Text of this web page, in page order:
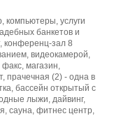
компьютеры, услуги
банкетов и
конференц-зал 8
видеокамерой,
магазин,
прачечная (2) - одна в
бассейн открытый с
лыжи, дайвинг,
сауна, фитнес центр,